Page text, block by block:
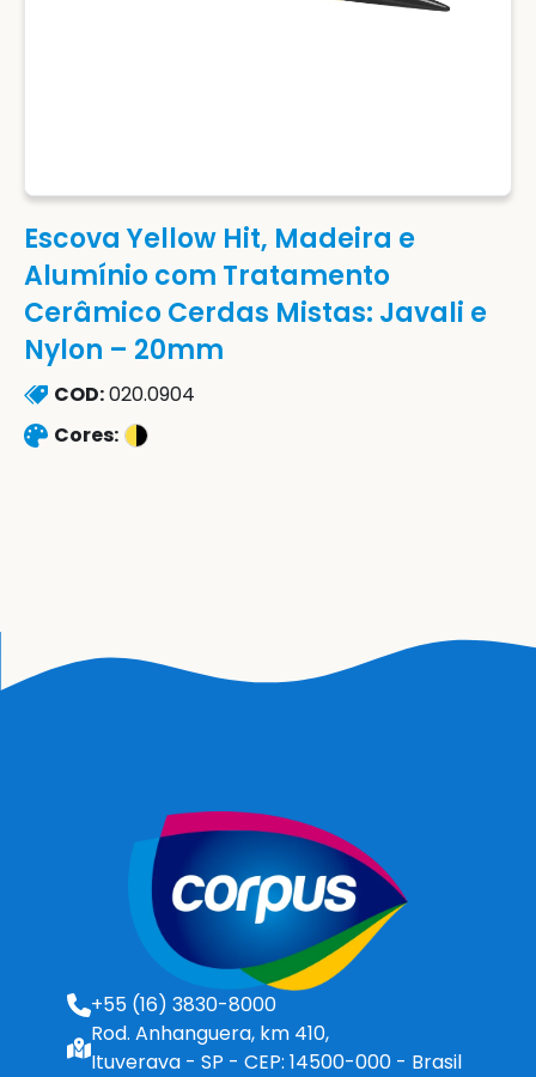
Escova Yellow Hit, Madeira e
Alumínio com Tratamento
Cerâmico Cerdas Mistas: Javali e
Nylon – 20mm
COD:020.0904
Cores:
+55 (16) 3830-8000
Rod. Anhanguera, km 410,
Ituverava - SP - CEP: 14500-000 - Brasil